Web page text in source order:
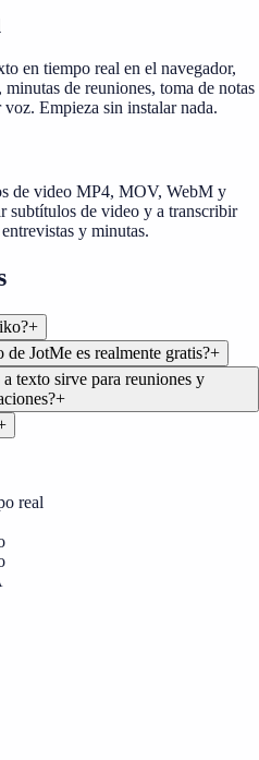
en tiempo real en el navegador,
de reuniones, toma de notas
Empieza sin instalar nada.
de video MP4, MOV, WebM y
subtítulos de video y a transcribir
y minutas.
+
JotMe es realmente gratis?+
texto sirve para reuniones y
+
real